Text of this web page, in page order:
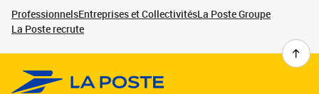
ProfessionnelsEntreprises et CollectivitésLa Poste Groupe
La Poste recrute